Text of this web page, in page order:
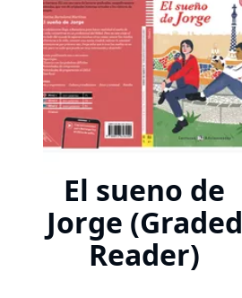
El sueno de
Jorge (Graded
Reader)